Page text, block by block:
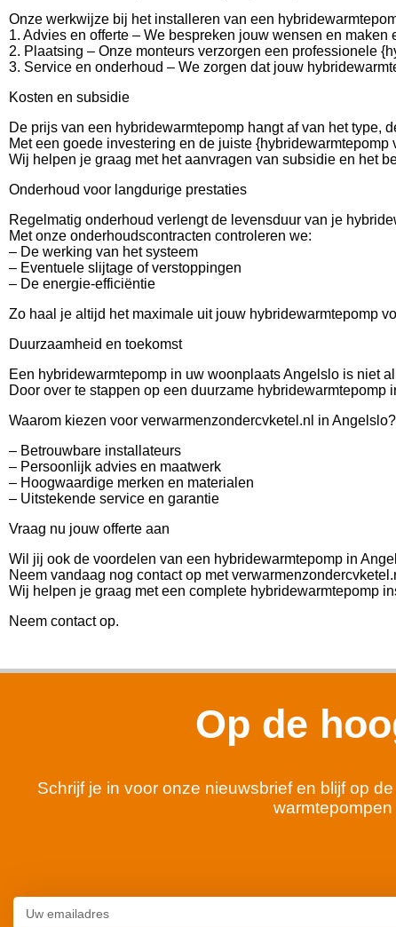
Onze werkwijze bij het installeren van een
1. Advies en offerte – We bespreken jouw wensen en
2. Plaatsing – Onze monteurs verzorgen een professionele
3. Service en onderhoud – We zorgen dat jouw
Kosten en subsidie
De prijs van een hybridewarmtepomp hangt af van het type,
Met een goede investering en de juiste
Wij helpen je graag met het aanvragen van subsidie en het
Onderhoud voor langdurige prestaties
Regelmatig onderhoud verlengt de levensduur van je
Met onze onderhoudscontracten controleren we:
– De werking van het systeem
– Eventuele slijtage of verstoppingen
– De energie-efficiëntie
Zo haal je altijd het maximale uit jouw hybridewarmtepomp
Duurzaamheid en toekomst
Een hybridewarmtepomp in uw woonplaats Angelslo is niet
Door over te stappen op een duurzame
Waarom kiezen voor verwarmenzondercvketel.nl in Angelslo?
– Betrouwbare installateurs
– Persoonlijk advies en maatwerk
– Hoogwaardige merken en materialen
– Uitstekende service en garantie
Vraag nu jouw offerte aan
Wil jij ook de voordelen van een hybridewarmtepomp in
Neem vandaag nog contact op met
Wij helpen je graag met een complete hybridewarmtepomp
Neem contact op.
Op de
Schrijf je in voor onze nieuwsbrief en blijf op